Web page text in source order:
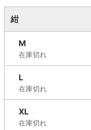
紺
M
在庫切れ
L
在庫切れ
XL
在庫切れ